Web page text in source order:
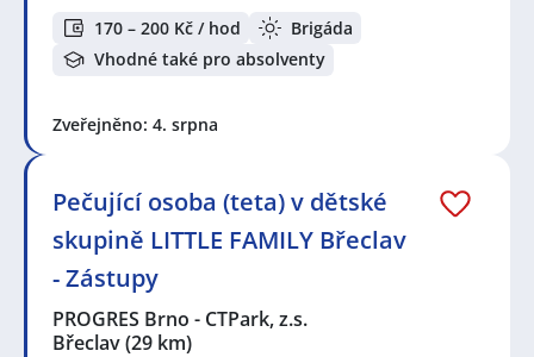
170 – 200 Kč / hod
Brigáda
Vhodné také pro absolventy
Zveřejněno: 4. srpna
Pečující osoba (teta) v dětské
skupině LITTLE FAMILY Břeclav
- Zástupy
PROGRES Brno - CTPark, z.s.
Břeclav(29 km)